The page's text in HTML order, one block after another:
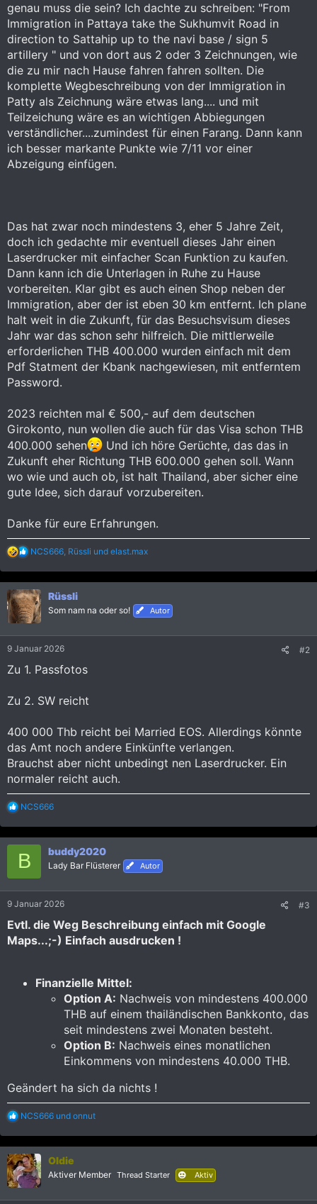
genau muss die sein? Ich dachte zu schreiben: "From
Immigration in Pattaya take the Sukhumvit Road in
direction to Sattahip up to the navi base / sign 5
artillery " und von dort aus 2 oder 3 Zeichnungen, wie
die zu mir nach Hause fahren fahren sollten. Die
komplette Wegbeschreibung von der Immigration in
Patty als Zeichnung wäre etwas lang.... und mit
Teilzeichung wäre es an wichtigen Abbiegungen
verständlicher....zumindest für einen Farang. Dann kann
ich besser markante Punkte wie 7/11 vor einer
Abzeigung einfügen.
Das hat zwar noch mindestens 3, eher 5 Jahre Zeit,
doch ich gedachte mir eventuell dieses Jahr einen
Laserdrucker mit einfacher Scan Funktion zu kaufen.
Dann kann ich die Unterlagen in Ruhe zu Hause
vorbereiten. Klar gibt es auch einen Shop neben der
Immigration, aber der ist eben 30 km entfernt. Ich plane
halt weit in die Zukunft, für das Besuchsvisum dieses
Jahr war das schon sehr hilfreich. Die mittlerweile
erforderlichen THB 400.000 wurden einfach mit dem
Pdf Statment der Kbank nachgewiesen, mit entferntem
Password.
2023 reichten mal € 500,- auf dem deutschen
Girokonto, nun wollen die auch für das Visa schon THB
400.000 sehen
Und ich höre Gerüchte, das das in
Zukunft eher Richtung THB 600.000 gehen soll. Wann
wo wie und auch ob, ist halt Thailand, aber sicher eine
gute Idee, sich darauf vorzubereiten.
Danke für eure Erfahrungen.
R
a
k
t
i
o
n
NCS666 Rüssli und elast.max
Rüssli
Som nam na oder so! Autor
9 Januar 2026 #2
Zu 1. Passfotos
Zu 2. SW reicht
400 000 Thb reicht bei Married EOS. Allerdings könnte
das Amt noch andere Einkünfte verlangen.
Brauchst aber nicht unbedingt nen Laserdrucker. Ein
normaler reicht auch.
R
a
k
i
n
:
NCS666
B buddy2020
Lady Bar Flüsterer Autor
9 Januar 2026 #3
Evtl. die Weg Beschreibung einfach mit Google
Maps...;-) Einfach ausdrucken !
Finanzielle Mittel:
Option A: Nachweis von mindestens 400.000
THB auf einem thailändischen Bankkonto, das
seit mindestens zwei Monaten besteht.
Option B: Nachweis eines monatlichen
Einkommens von mindestens 40.000 THB.
Geändert ha sich da nichts !
R
a
k
t
i
o
NCS666 und onnut
Oldie
Aktiver Member Thread Starter Aktiv